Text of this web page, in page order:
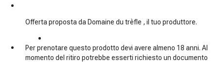
Offerta proposta da Domaine du trèfle , il tuo produttore.
Per prenotare questo prodotto devi avere almeno 18 anni. Al
momento del ritiro potrebbe esserti richiesto un documento